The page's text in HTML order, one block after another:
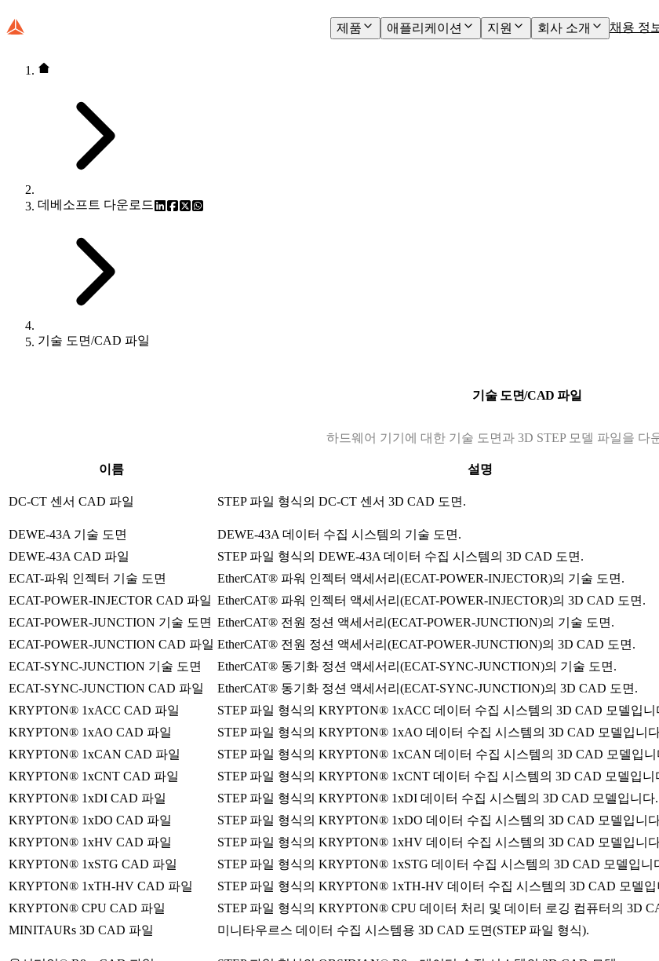
제품 애플리케이션 지원 회사 소개 채용 정
데베소프트 다운로드
기술 도면/CAD 파일
기술 도면/CAD 파일
하드웨어 기기에 대한 기술 도면과 3D STEP 모델 파일을 다
이름 설명
DC-CT 센서 CAD 파일 STEP 파일 형식의 DC-CT 센서 3D CAD 도면.
DEWE-43A 기술 도면 DEWE-43A 데이터 수집 시스템의 기술 도면.
DEWE-43A CAD 파일 STEP 파일 형식의 DEWE-43A 데이터 수집 시스템의 3D CAD 도면.
ECAT-파워 인젝터 기술 도면 EtherCAT® 파워 인젝터 액세서리(ECAT-POWER-INJECTOR)의 기술 도면.
ECAT-POWER-INJECTOR CAD 파일 EtherCAT® 파워 인젝터 액세서리(ECAT-POWER-INJECTOR)의 3D CAD 도면.
ECAT-POWER-JUNCTION 기술 도면 EtherCAT® 전원 정션 액세서리(ECAT-POWER-JUNCTION)의 기술 도면.
ECAT-POWER-JUNCTION CAD 파일 EtherCAT® 전원 정션 액세서리(ECAT-POWER-JUNCTION)의 3D CAD 도면.
ECAT-SYNC-JUNCTION 기술 도면 EtherCAT® 동기화 정션 액세서리(ECAT-SYNC-JUNCTION)의 기술 도면.
ECAT-SYNC-JUNCTION CAD 파일 EtherCAT® 동기화 정션 액세서리(ECAT-SYNC-JUNCTION)의 3D CAD 도면.
KRYPTON® 1xACC CAD 파일 STEP 파일 형식의 KRYPTON® 1xACC 데이터 수집 시스템의 3D CAD 모델입니
KRYPTON® 1xAO CAD 파일 STEP 파일 형식의 KRYPTON® 1xAO 데이터 수집 시스템의 3D CAD 모델입니
KRYPTON® 1xCAN CAD 파일 STEP 파일 형식의 KRYPTON® 1xCAN 데이터 수집 시스템의 3D CAD 모델입니
KRYPTON® 1xCNT CAD 파일 STEP 파일 형식의 KRYPTON® 1xCNT 데이터 수집 시스템의 3D CAD 모델입니
KRYPTON® 1xDI CAD 파일 STEP 파일 형식의 KRYPTON® 1xDI 데이터 수집 시스템의 3D CAD 모델입니다.
KRYPTON® 1xDO CAD 파일 STEP 파일 형식의 KRYPTON® 1xDO 데이터 수집 시스템의 3D CAD 모델입니
KRYPTON® 1xHV CAD 파일 STEP 파일 형식의 KRYPTON® 1xHV 데이터 수집 시스템의 3D CAD 모델입니
KRYPTON® 1xSTG CAD 파일 STEP 파일 형식의 KRYPTON® 1xSTG 데이터 수집 시스템의 3D CAD 모델입니
KRYPTON® 1xTH-HV CAD 파일 STEP 파일 형식의 KRYPTON® 1xTH-HV 데이터 수집 시스템의 3D CAD 모델입
KRYPTON® CPU CAD 파일 STEP 파일 형식의 KRYPTON® CPU 데이터 처리 및 데이터 로깅 컴퓨터의 3D
MINITAURs 3D CAD 파일 미니타우르스 데이터 수집 시스템용 3D CAD 도면(STEP 파일 형식).